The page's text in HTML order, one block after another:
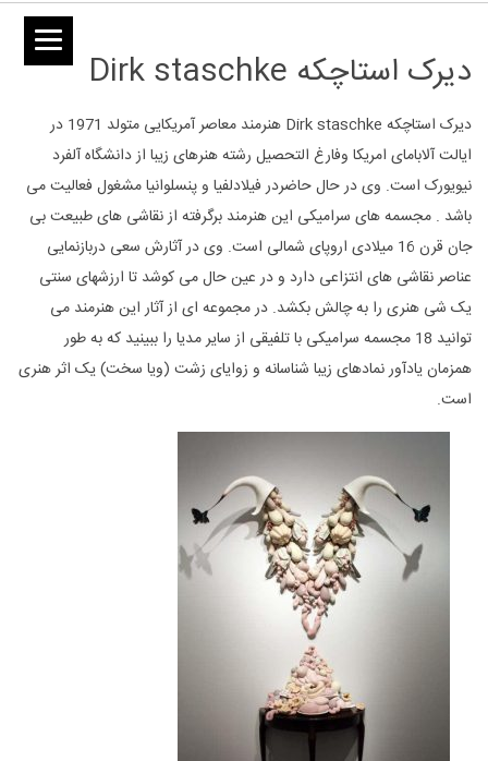
دیرک استاچکه Dirk staschke
دیرک استاچکه Dirk staschke هنرمند معاصر آمریکایی متولد 1971 در
ایالت آلابامای امریکا وفارغ التحصیل رشته هنرهای زیبا از دانشگاه آلفرد
نیویورک است. وی در حال حاضردر فیلادلفیا و پنسلوانیا مشغول فعالیت می
باشد . مجسمه های سرامیکی این هنرمند برگرفته از نقاشی های طبیعت بی
جان قرن 16 میلادی اروپای شمالی است. وی در آثارش سعی دربازنمایی
عناصر نقاشی های انتزاعی دارد و در عین حال می کوشد تا ارزشهای سنتی
یک شی هنری را به چالش بکشد. در مجموعه ای از آثار این هنرمند می
توانید 18 مجسمه سرامیکی با تلفیقی از سایر مدیا را ببینید که به طور
همزمان یادآور نمادهای زیبا شناسانه و زوایای زشت (ویا سخت) یک اثر هنری
است.